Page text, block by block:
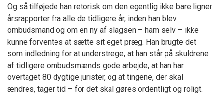
Og så tilføjede han retorisk om den egentlig ikke bare ligner
årsrapporter fra alle de tidligere år, inden han blev
ombudsmand og om en ny af slagsen – ham selv – ikke
kunne forventes at sætte sit eget præg. Han brugte det
som indledning for at understrege, at han står på skuldrene
af tidligere ombudsmænds gode arbejde, at han har
overtaget 80 dygtige jurister, og at tingene, der skal
ændres, tager tid – for det skal gøres ordentligt og roligt.